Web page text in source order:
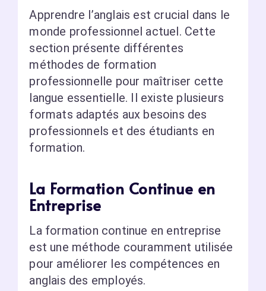
Apprendre l’anglais est crucial dans le
monde professionnel actuel. Cette
section présente différentes
méthodes de formation
professionnelle pour maîtriser cette
langue essentielle. Il existe plusieurs
formats adaptés aux besoins des
professionnels et des étudiants en
formation.
La Formation Continue en
Entreprise
La formation continue en entreprise
est une méthode couramment utilisée
pour améliorer les compétences en
anglais des employés.